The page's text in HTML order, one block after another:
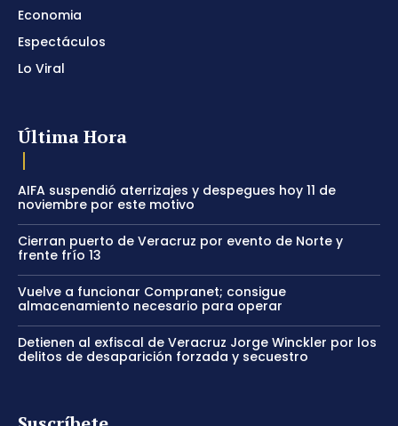
Economia
Espectáculos
Lo Viral
Última Hora
AIFA suspendió aterrizajes y despegues hoy 11 de
noviembre por este motivo
Cierran puerto de Veracruz por evento de Norte y
frente frío 13
Vuelve a funcionar Compranet; consigue
almacenamiento necesario para operar
Detienen al exfiscal de Veracruz Jorge Winckler por los
delitos de desaparición forzada y secuestro